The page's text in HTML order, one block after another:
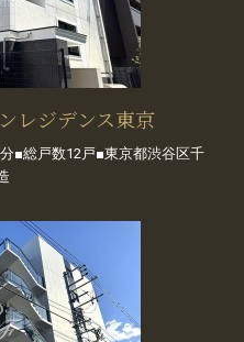
レジデンス東京
■総戸数12戸■東京都渋谷区千